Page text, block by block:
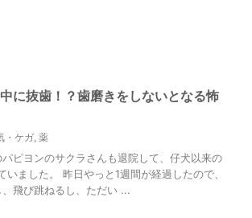
に抜歯！？歯磨きをしないとなる怖
・ケガ, 薬
ピヨンのサクラさんも退院して、仔犬以来の
ました。 昨日やっと1週間が経過したので、
飛び跳ねるし、ただい ...